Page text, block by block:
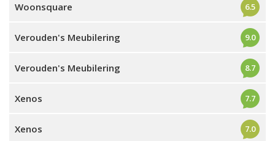
Woonsquare 6.5
Verouden's Meubilering 9.0
Verouden's Meubilering 8.7
Xenos 7.7
Xenos 7.0